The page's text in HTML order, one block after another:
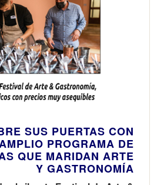
SUS PUERTAS CON
PROGRAMA DE
QUE MARIDAN ARTE
Y GASTRONOMÍA